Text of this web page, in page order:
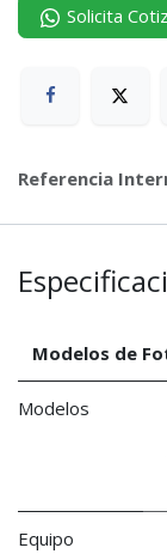
Solicita
Referencia
Modelos de
Modelos
Equipo